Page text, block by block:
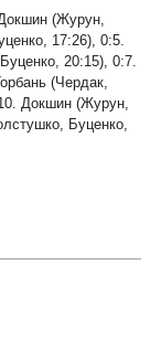
(Журун,
17:26), 0:5.
20:15), 0:7.
(Чердак,
Докшин (Журун,
Буценко,